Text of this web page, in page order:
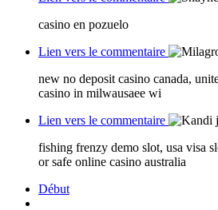
casino en pozuelo
Lien vers le commentaire
new no deposit casino canada,
casino in milwausaee wi
Lien vers le commentaire
fishing frenzy demo slot, usa visa
or safe online casino australia
Début